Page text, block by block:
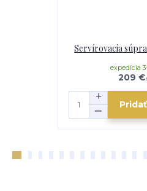
Servírovacia
209 €
expedícia